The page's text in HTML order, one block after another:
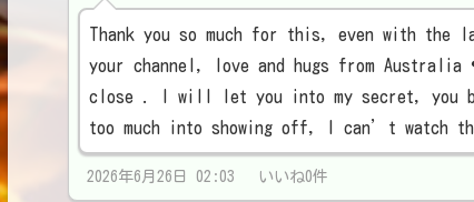
Thank you so much for this, even with
your channel, love and hugs from
close . I will let you into my secret, you
too much into showing off, I can’t watch
2026年6月26日 02:03 いいね0件